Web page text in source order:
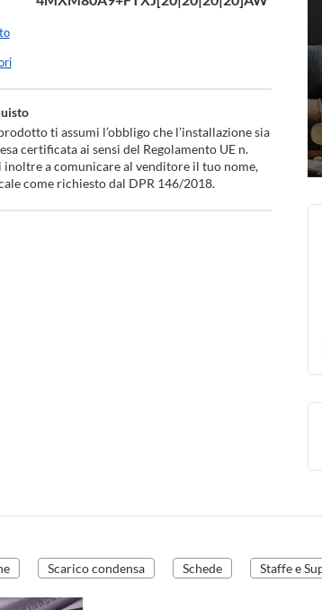
ti assumi l’obbligo che l’installazione sia
certificata ai sensi del Regolamento UE n.
inoltre a comunicare al venditore il tuo nome,
come richiesto dal DPR 146/2018.
Scarico condensa Schede Staffe e